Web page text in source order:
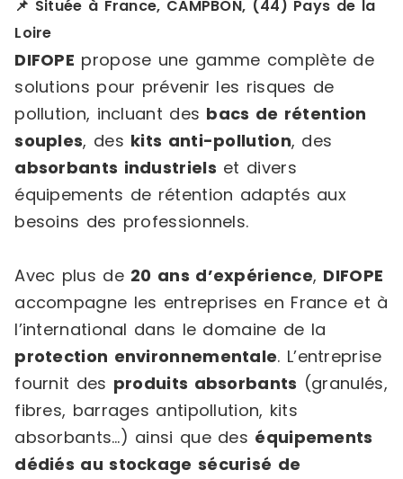
📌 Située à France, CAMPBON, (44) Pays de la
Loire
DIFOPE propose une gamme complète de
solutions pour prévenir les risques de
pollution, incluant des bacs de rétention
souples, des kits anti-pollution, des
absorbants industriels et divers
équipements de rétention adaptés aux
besoins des professionnels.
Avec plus de 20 ans d’expérience, DIFOPE
accompagne les entreprises en France et à
l’international dans le domaine de la
protection environnementale. L’entreprise
fournit des produits absorbants (granulés,
fibres, barrages antipollution, kits
absorbants…) ainsi que des équipements
dédiés au stockage sécurisé de